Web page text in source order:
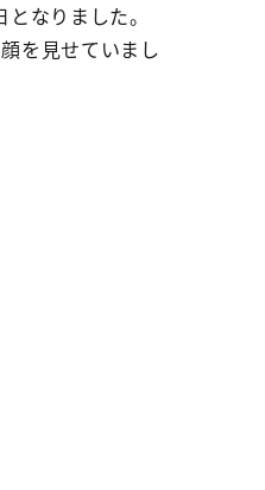
なりました。
を見せていまし